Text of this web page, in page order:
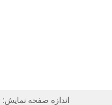
اندازه صفحه نمایش: